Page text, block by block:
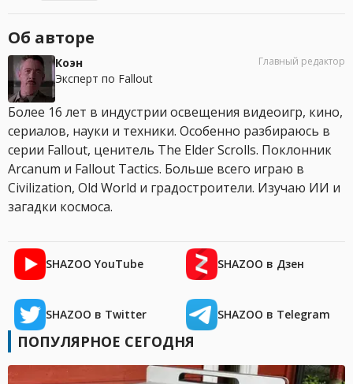
Об авторе
Коэн
Эксперт по Fallout
Главный редактор
Более 16 лет в индустрии освещения видеоигр, кино,
сериалов, науки и техники. Особенно разбираюсь в
серии Fallout, ценитель The Elder Scrolls. Поклонник
Arcanum и Fallout Tactics. Больше всего играю в
Civilization, Old World и градостроители. Изучаю ИИ и
загадки космоса.
SHAZOO YouTube SHAZOO в Дзен
SHAZOO в Twitter SHAZOO в Telegram
ПОПУЛЯРНОЕ СЕГОДНЯ